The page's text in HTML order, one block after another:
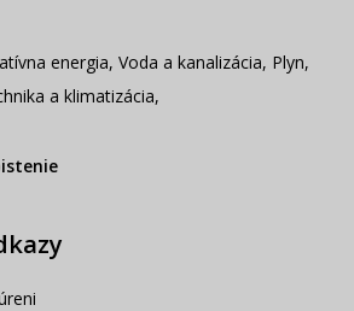
energia, Voda a kanalizácia, Plyn,
a klimatizácia,